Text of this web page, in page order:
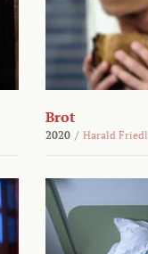
Brot
2020 / Harald Friedl